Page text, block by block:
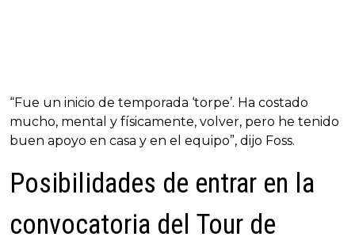
“Fue un inicio de temporada ‘torpe’. Ha costado
mucho, mental y físicamente, volver, pero he tenido
buen apoyo en casa y en el equipo”, dijo Foss.
Posibilidades de entrar en la
convocatoria del Tour de